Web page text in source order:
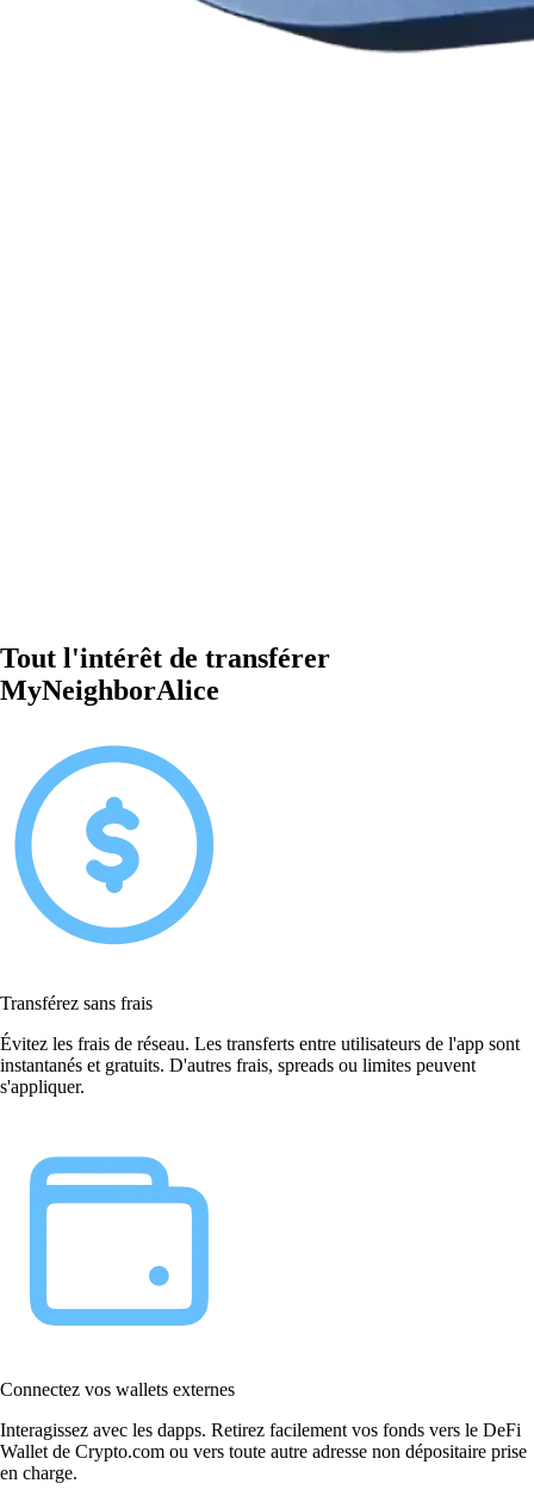
Tout l'intérêt de transférer
MyNeighborAlice
Transférez sans frais
Évitez les frais de réseau. Les transferts entre utilisateurs de l'app sont
instantanés et gratuits. D'autres frais, spreads ou limites peuvent
s'appliquer.
Connectez vos wallets externes
Interagissez avec les dapps. Retirez facilement vos fonds vers le DeFi
Wallet de Crypto.com ou vers toute autre adresse non dépositaire prise
en charge.